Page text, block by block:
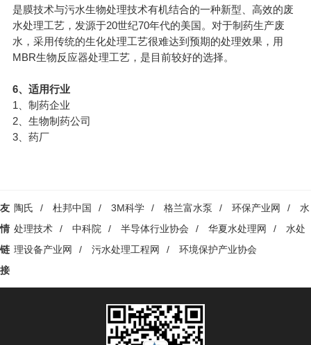
是膜技术与污水生物处理技术有机结合的一种新型、高效的废
水处理工艺，发源于20世纪70年代的美国。对于制药生产废
水，采用传统的生化处理工艺很难达到预期的处理效果，用
MBR生物反应器处理工艺，是目前较好的选择。
6、适用行业
1、制药企业
2、生物制药公司
3、药厂
友
情
链
接
陶氏 / 杜邦中国 / 3M科学 / 格兰富水泵 / 环保产业网 /
水
处理技术
/ 中科院 / 半导体行业协会 / 华夏水处理网 /
水处
理设备产业网
/ 污水处理工程网 / 环境保护产业协会